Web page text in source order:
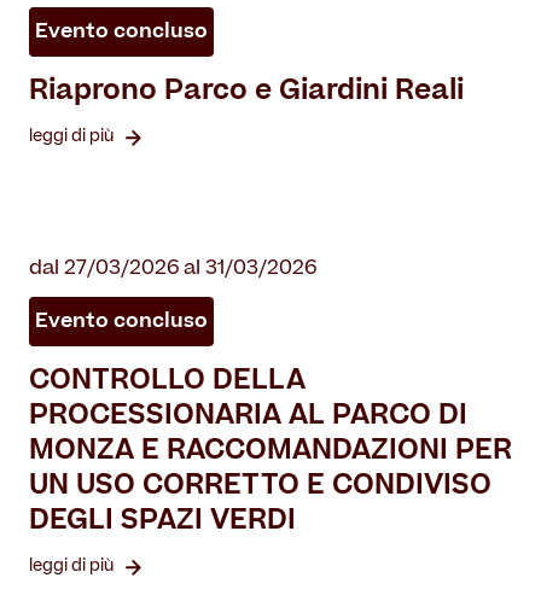
Evento concluso
Riaprono Parco e Giardini Reali
leggi di più
dal 27/03/2026 al 31/03/2026
Evento concluso
CONTROLLO DELLA
PROCESSIONARIA AL PARCO DI
MONZA E RACCOMANDAZIONI PER
UN USO CORRETTO E CONDIVISO
DEGLI SPAZI VERDI
leggi di più